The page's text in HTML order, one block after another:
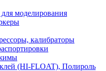
моделирования
калибраторы
(HI-FLOAT), Полироль